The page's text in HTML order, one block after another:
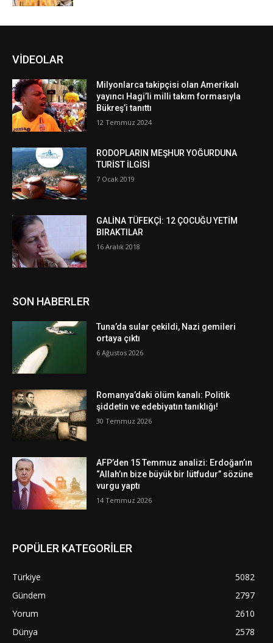
VİDEOLAR
Milyonlarca takipçisi olan Amerikalı
yayıncı Hagi’li milli takım formasıyla
Bükreş’i tanıttı
12 Temmuz 2024
RODOPLARIN MEŞHUR YOĞURDUNA
TURİST İLGİSİ
7 Ocak 2019
GALİNA TÜFEKÇİ: 12 ÇOCUĞU YETİM
BIRAKTILAR
16 Aralık 2018
SON HABERLER
Tuna’da sular çekildi, Nazi gemileri
ortaya çıktı
6 Ağustos 2026
Romanya’daki ölüm kanalı: Politik
şiddetin ve edebiyatın tanıklığı!
30 Temmuz 2026
AFP’den 15 Temmuz analizi: Erdoğan’ın
“Allah’ın bize büyük bir lütfudur” sözüne
vurgu yaptı
14 Temmuz 2026
POPÜLER KATEGORİLER
Türkiye
5082
Gündem
2797
Yorum
2610
Dünya
2578